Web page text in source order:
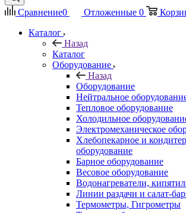
Сравнение0 Отложенные 0
Каталог
Назад
Каталог
Оборудование
Назад
Оборудование
Нейтральное
Тепловое оборудование
Холодильное
Электромеханическое
Хлебопекарное и
оборудование
Барное оборудование
Весовое оборудование
Водонагреватели,
Линии раздачи и салат-
Термометры, Гигрометры